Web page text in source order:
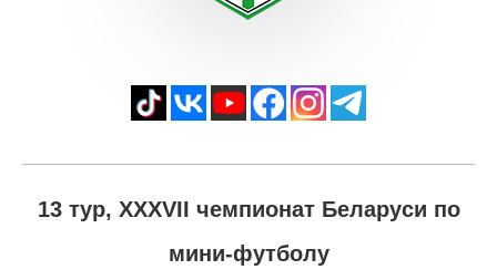
13 тур, XXXVII чемпионат Беларуси по
мини-футболу